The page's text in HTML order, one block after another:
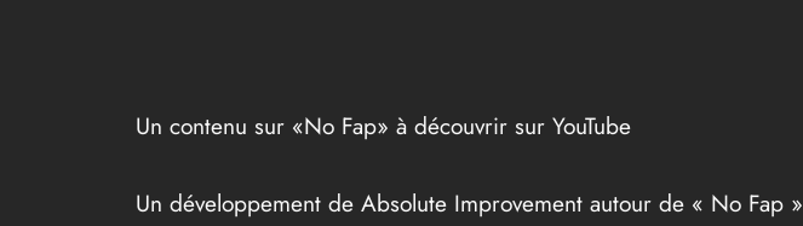
Un contenu sur «No Fap» à découvrir sur YouTube
Un développement de Absolute Improvement autour de « No Fap »